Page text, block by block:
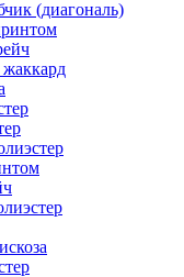
(диагональ)